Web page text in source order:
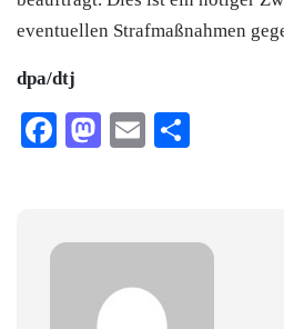
eventuellen Strafmaßnahmen
dpa/dtj
Facebook
Mastodon
Email